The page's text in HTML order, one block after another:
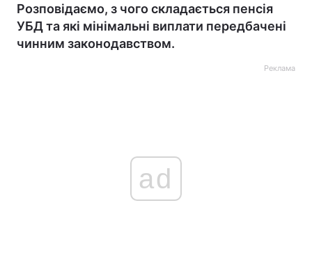
Розповідаємо, з чого складається пенсія
УБД та які мінімальні виплати передбачені
чинним законодавством.
Реклама
ad